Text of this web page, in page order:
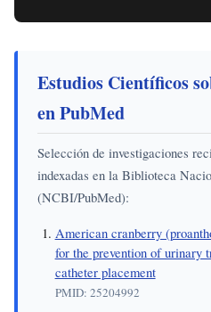
Estudios Científicos
en PubMed
Selección de investigaciones
indexadas en la Biblioteca
(NCBI/PubMed):
American cranberry
for the prevention of urinary
catheter placement
PMID: 25204992